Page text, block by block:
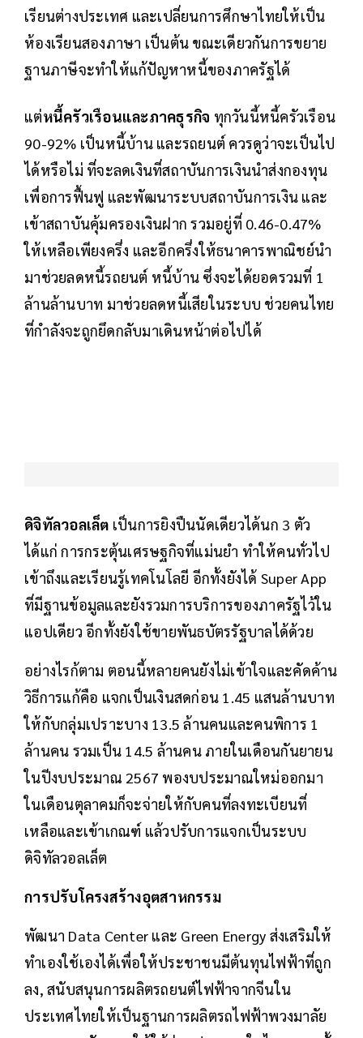
เรียนต่างประเทศ และเปลี่ยนการศึกษาไทยให้เป็น
ห้องเรียนสองภาษา เป็นต้น ขณะเดียวกันการขยาย
ฐานภาษีจะทำให้แก้ปัญหาหนี้ของภาครัฐได้
แต่หนี้ครัวเรือนและภาคธุรกิจ ทุกวันนี้หนี้ครัวเรือน
90-92% เป็นหนี้บ้าน และรถยนต์ ควรดูว่าจะเป็นไป
ได้หรือไม่ ที่จะลดเงินที่สถาบันการเงินนำส่งกองทุน
เพื่อการฟื้นฟู และพัฒนาระบบสถาบันการเงิน และ
เข้าสถาบันคุ้มครองเงินฝาก รวมอยู่ที่ 0.46-0.47%
ให้เหลือเพียงครึ่ง และอีกครึ่งให้ธนาคารพาณิชย์นำ
มาช่วยลดหนี้รถยนต์ หนี้บ้าน ซึ่งจะได้ยอดรวมที่ 1
ล้านล้านบาท มาช่วยลดหนี้เสียในระบบ ช่วยคนไทย
ที่กำลังจะถูกยึดกลับมาเดินหน้าต่อไปได้
ดิจิทัลวอลเล็ต เป็นการยิงปืนนัดเดียวได้นก 3 ตัว
ได้แก่ การกระตุ้นเศรษฐกิจที่แม่นยำ ทำให้คนทั่วไป
เข้าถึงและเรียนรู้เทคโนโลยี อีกทั้งยังได้ Super App
ที่มีฐานข้อมูลและยังรวมการบริการของภาครัฐไว้ใน
แอปเดียว อีกทั้งยังใช้ขายพันธบัตรรัฐบาลได้ด้วย
อย่างไรก้ตาม ตอนนี้หลายคนยังไม่เข้าใจและคัดค้าน
วิธีการแก้คือ แจกเป็นเงินสดก่อน 1.45 แสนล้านบาท
ให้กับกลุ่มเปราะบาง 13.5 ล้านคนและคนพิการ 1
ล้านคน รวมเป็น 14.5 ล้านคน ภายในเดือนกันยายน
ในปีงบประมาณ 2567 พองบประมาณใหม่ออกมา
ในเดือนตุลาคมก็จะจ่ายให้กับคนที่ลงทะเบียนที่
เหลือและเข้าเกณฑ์ แล้วปรับการแจกเป็นระบบ
ดิจิทัลวอลเล็ต
การปรับโครงสร้างอุตสาหกรรม
พัฒนา Data Center และ Green Energy ส่งเสริมให้
ทำเองใช้เองได้เพื่อให้ประชาชนมีต้นทุนไฟฟ้าที่ถูก
ลง, สนับสนุนการผลิตรถยนต์ไฟฟ้าจากจีนใน
ประเทศไทยให้เป็นฐานการผลิตรถไฟฟ้าพวงมาลัย